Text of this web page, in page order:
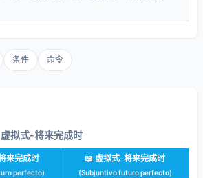
条件 命令
拟式-将来完成时
来完成时
perfecto)
📖 虚拟式-将来完成时
(Subjuntivo futuro perfecto)